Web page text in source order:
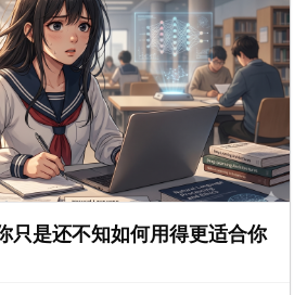
只是还不知如何用得更适合你